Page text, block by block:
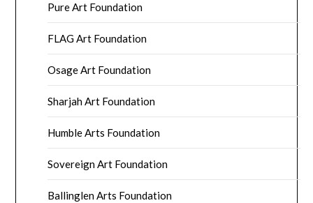
Pure Art Foundation
FLAG Art Foundation
Osage Art Foundation
Sharjah Art Foundation
Humble Arts Foundation
Sovereign Art Foundation
Ballinglen Arts Foundation